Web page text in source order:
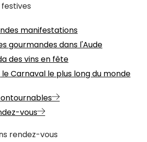
manifestations
gourmandes dans l'Aude
des vins en fête
le Carnaval le plus long du monde
vous
rendez-vous